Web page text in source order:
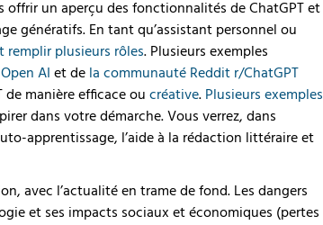
offrir un aperçu des fonctionnalités de ChatGPT et
génératifs. En tant qu’assistant personnel ou
remplir plusieurs rôles. Plusieurs exemples
AI et de la communauté Reddit r/ChatGPT
manière efficace ou créative. Plusieurs exemples
dans votre démarche. Vous verrez, dans
apprentissage, l’aide à la rédaction littéraire et
avec l’actualité en trame de fond. Les dangers
et ses impacts sociaux et économiques (pertes